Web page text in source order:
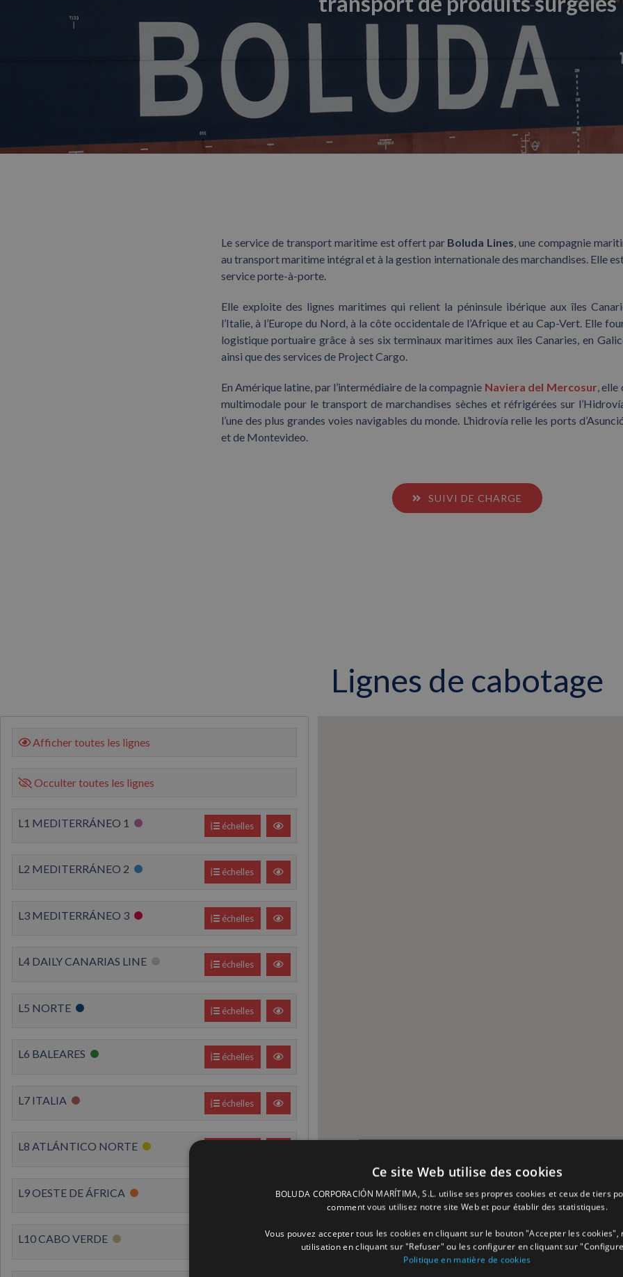
Le service de transport maritime est offert par Boluda Lines, une compagnie
au transport maritime intégral et à la gestion internationale des marchandises. Elle
service porte-à-porte.
Elle exploite des lignes maritimes qui relient la péninsule ibérique aux îles
l’Italie, à l’Europe du Nord, à la côte occidentale de l’Afrique et au Cap-Vert. Elle
logistique portuaire grâce à ses six terminaux maritimes aux îles Canaries, en
ainsi que des services de Project Cargo.
En Amérique latine, par l’intermédiaire de la compagnie Naviera del Mercosur,
multimodale pour le transport de marchandises sèches et réfrigérées sur
l’une des plus grandes voies navigables du monde. L’hidrovía relie les ports
et de Montevideo.
SUIVI DE CHARGE
Lignes de cabotage
Afficher toutes les lignes
Occulter toutes les lignes
L1 MEDITERRÁNEO 1 échelles
L2 MEDITERRÁNEO 2 échelles
L3 MEDITERRÁNEO 3 échelles
L4 DAILY CANARIAS LINE échelles
L5 NORTE échelles
L6 BALEARES échelles
L7 ITALIA échelles
L8 ATLÁNTICO NORTE
L9 OESTE DE ÁFRICA
L10 CABO VERDE
Ce site Web utilise des cookies
BOLUDA CORPORACIÓN MARÍTIMA, S.L. utilise ses propres cookies et ceux de tiers
comment vous utilisez notre site Web et pour établir des statistiques.
Vous pouvez accepter tous les cookies en cliquant sur le bouton "Accepter les
utilisation en cliquant sur "Refuser" ou les configurer en cliquant sur
Politique en matière de cookies